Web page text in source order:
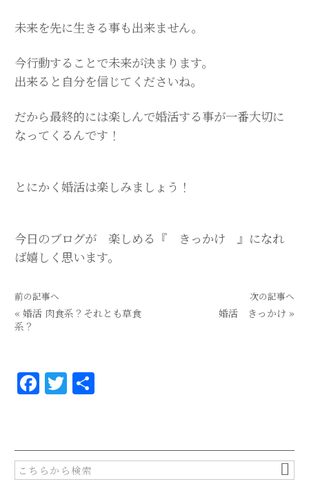
未来を先に生きる事も出来ません。
今行動することで未来が決まります。
出来ると自分を信じてくださいね。
だから最終的には楽しんで婚活する事が一番大切に
なってくるんです！
とにかく婚活は楽しみましょう！
今日のブログが 楽しめる『 きっかけ 』になれ
ば嬉しく思います。
前の記事へ
« 婚活 肉食系？それとも草食
系？
次の記事へ
婚活 きっかけ »
F
a
e
b
T
w
te
r